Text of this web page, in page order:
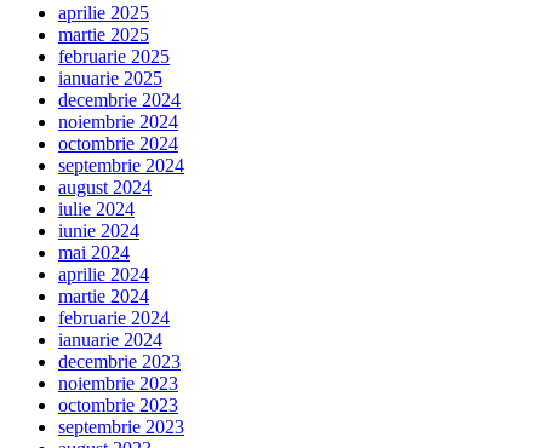
aprilie 2025
martie 2025
februarie 2025
ianuarie 2025
decembrie 2024
noiembrie 2024
octombrie 2024
septembrie 2024
august 2024
iulie 2024
iunie 2024
mai 2024
aprilie 2024
martie 2024
februarie 2024
ianuarie 2024
decembrie 2023
noiembrie 2023
octombrie 2023
septembrie 2023